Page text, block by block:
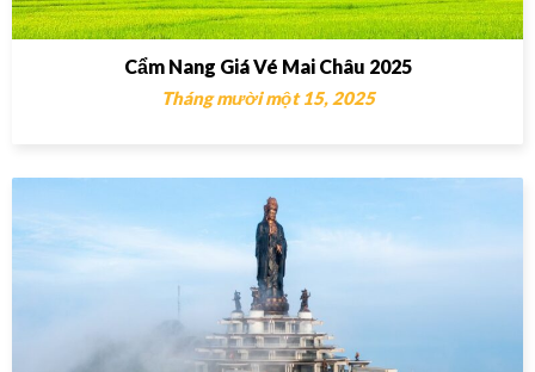
Cẩm Nang Giá Vé Mai Châu 2025
Tháng mười một 15, 2025